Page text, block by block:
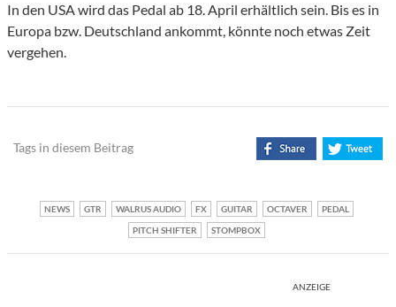
In den USA wird das Pedal ab 18. April erhältlich sein. Bis es in
Europa bzw. Deutschland ankommt, könnte noch etwas Zeit
vergehen.
Tags in diesem Beitrag
NEWS GTR WALRUS AUDIO FX GUITAR OCTAVER
PEDAL
PITCH SHIFTER
STOMPBOX
ANZEIGE